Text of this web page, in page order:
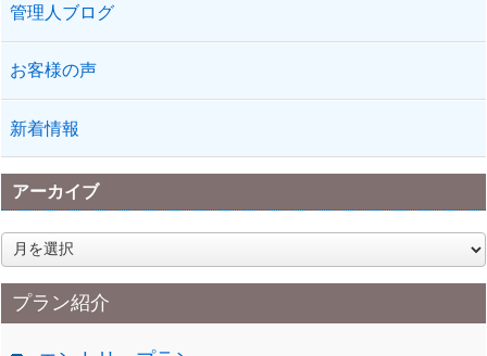
管理人ブログ
お客様の声
新着情報
アーカイブ
ア
ー
カ
イプラン紹介